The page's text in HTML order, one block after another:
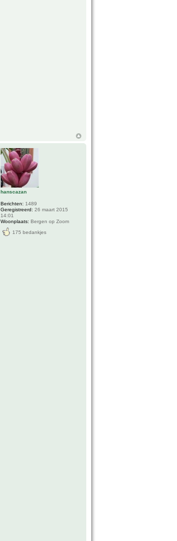
hanscazan
Berichten: 1489
Geregistreerd: 26 maart 2015
14:01
Woonplaats: Bergen op Zoom
175 bedankjes